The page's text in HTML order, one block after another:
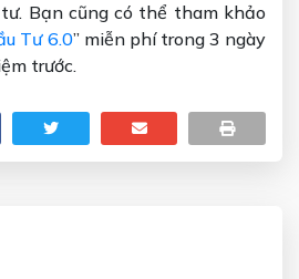
Bạn cũng có thể tham khảo
Tư 6.0” miễn phí trong 3 ngày
trước.